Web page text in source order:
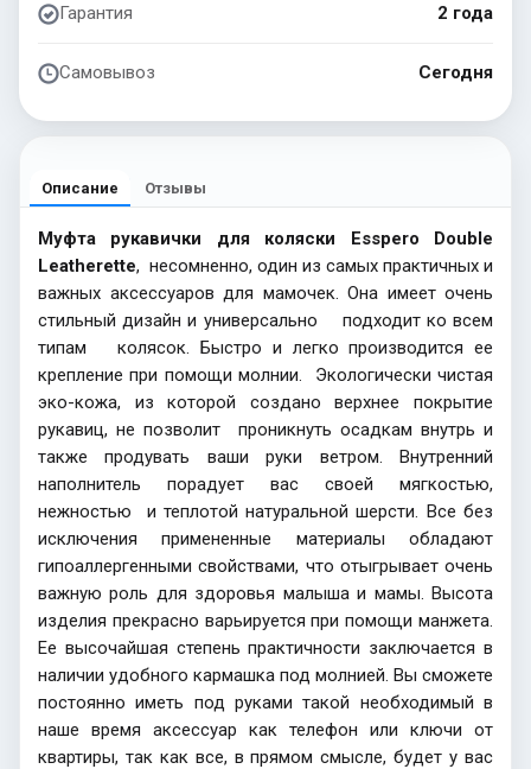
Гарантия 2 года
Самовывоз Сегодня
Описание Отзывы
Муфта рукавички для коляски Esspero Double
Leatherette, несомненно, один из самых практичных и
важных аксессуаров для мамочек. Она имеет очень
стильный дизайн и универсально подходит ко всем
типам колясок. Быстро и легко производится ее
крепление при помощи молнии. Экологически чистая
эко-кожа, из которой создано верхнее покрытие
рукавиц, не позволит проникнуть осадкам внутрь и
также продувать ваши руки ветром. Внутренний
наполнитель порадует вас своей мягкостью,
нежностью и теплотой натуральной шерсти. Все без
исключения примененные материалы обладают
гипоаллергенными свойствами, что отыгрывает очень
важную роль для здоровья малыша и мамы. Высота
изделия прекрасно варьируется при помощи манжета.
Ее высочайшая степень практичности заключается в
наличии удобного кармашка под молнией. Вы сможете
постоянно иметь под руками такой необходимый в
наше время аксессуар как телефон или ключи от
квартиры, так как все, в прямом смысле, будет у вас